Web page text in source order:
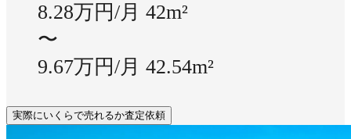
8.28万円/月 42m²
〜
9.67万円/月 42.54m²
実際にいくらで売れるか査定依頼